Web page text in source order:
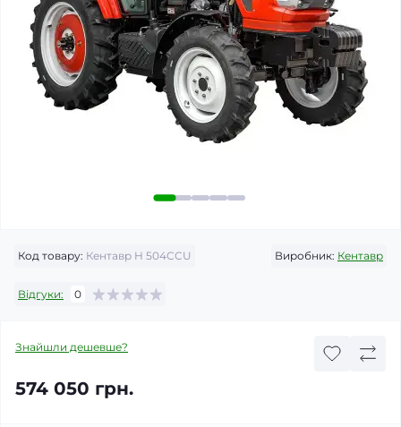
Код товару: Кентавр H 504CCU Виробник: Кентавр
Відгуки: 0
Знайшли дешевше?
574 050 грн.